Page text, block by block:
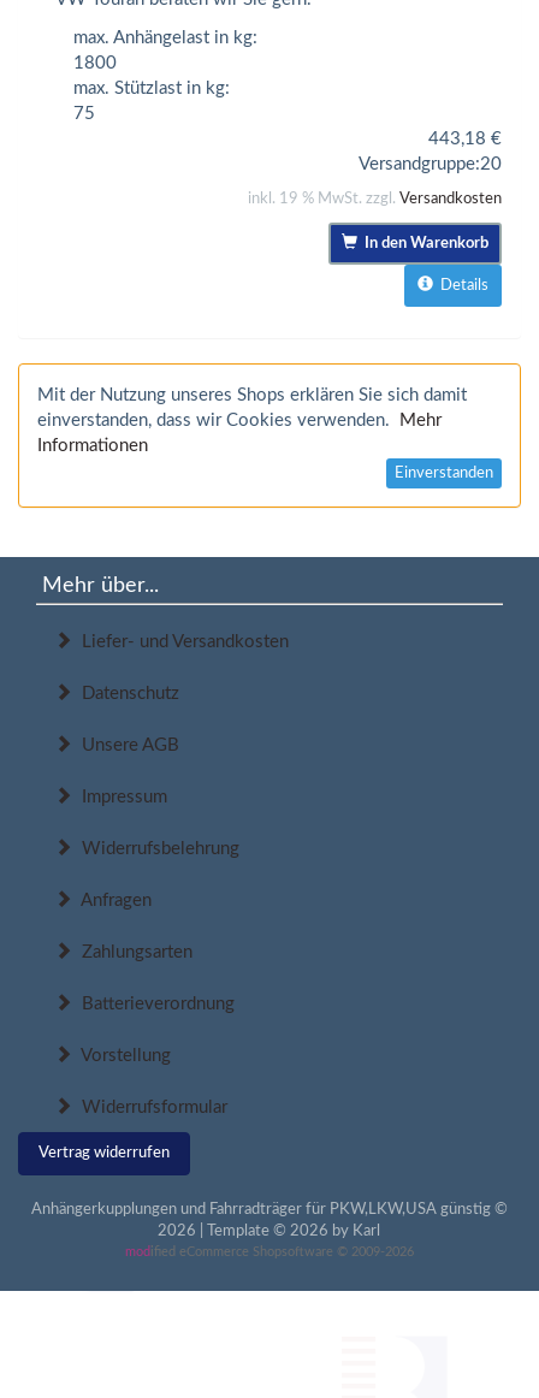
max. Anhängelast in kg:
1800
max. Stützlast in kg:
75
443,18 €
Versandgruppe:20
inkl. 19 % MwSt. zzgl. Versandkosten
In den Warenkorb
Details
Mit der Nutzung unseres Shops erklären Sie sich damit
einverstanden, dass wir Cookies verwenden.
Mehr
Informationen
Einverstanden
Mehr über...
Liefer- und Versandkosten
Datenschutz
Unsere AGB
Impressum
Widerrufsbelehrung
Anfragen
Zahlungsarten
Batterieverordnung
Vorstellung
Widerrufsformular
Vertrag widerrufen
Anhängerkupplungen und Fahrradträger für PKW,LKW,USA günstig ©
2026 | Template © 2026 by Karl
mod ified eCommerce Shopsoftware © 2009-2026